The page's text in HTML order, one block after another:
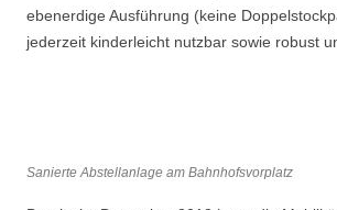
ebenerdige Ausführung (keine
jederzeit kinderleicht nutzbar sowie robust
Sanierte Abstellanlage am Bahnhofsvorplatz